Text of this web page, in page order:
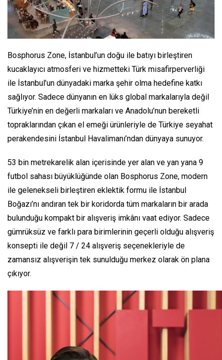
Bosphorus Zone, İstanbul’un doğu ile batıyı birleştiren
kucaklayıcı atmosferi ve hizmetteki Türk misafirperverliği
ile İstanbul’un dünyadaki marka şehir olma hedefine katkı
sağlıyor. Sadece dünyanın en lüks global markalarıyla değil
Türkiye’nin en değerli markaları ve Anadolu’nun bereketli
topraklarından çıkan el emeği ürünleriyle de Türkiye seyahat
perakendesini İstanbul Havalimanı’ndan dünyaya sunuyor.
53 bin metrekarelik alan içerisinde yer alan ve yan yana 9
futbol sahası büyüklüğünde olan Bosphorus Zone, modern
ile gelenekseli birleştiren eklektik formu ile İstanbul
Boğazı’nı andıran tek bir koridorda tüm markaların bir arada
bulunduğu kompakt bir alışveriş imkânı vaat ediyor. Sadece
gümrüksüz ve farklı para birimlerinin geçerli olduğu alışveriş
konsepti ile değil 7 / 24 alışveriş seçenekleriyle de
zamansız alışverişin tek sunulduğu merkez olarak ön plana
çıkıyor.